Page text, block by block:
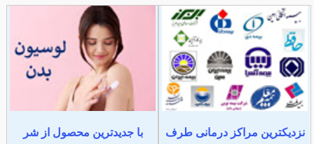
نزدیکترین مراکز درمانی طرف
با جدیدترین محصول از شر